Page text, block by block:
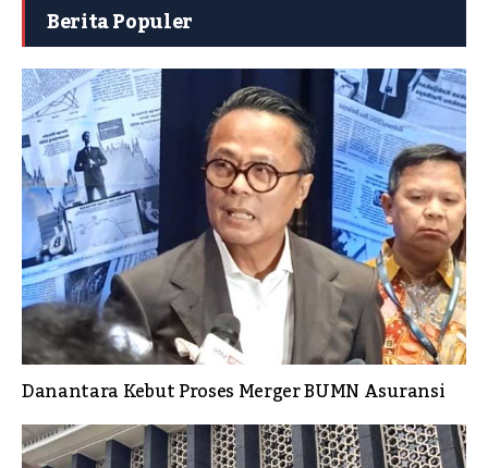
Berita Populer
Danantara Kebut Proses Merger BUMN Asuransi